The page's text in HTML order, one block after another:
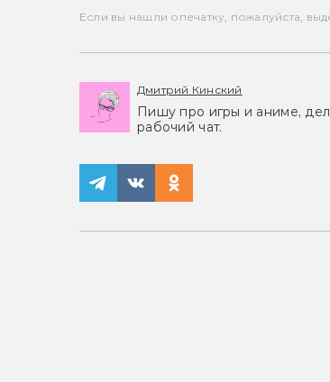
Если вы нашли опечатку, пожалуйста,
Дмитрий Кинский
Пишу про игры и аниме,
рабочий чат.